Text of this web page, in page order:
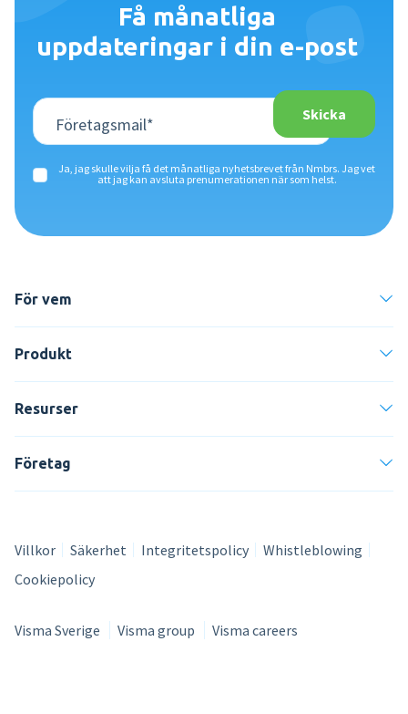
Få månatliga
uppdateringar i din e-post
Ja, jag skulle vilja få det månatliga nyhetsbrevet från Nmbrs. Jag vet
att jag kan avsluta prenumerationen när som helst.
För vem
Produkt
Resurser
Företag
Villkor Säkerhet Integritetspolicy
Whistleblowing
Cookiepolicy
Visma Sverige Visma group Visma careers